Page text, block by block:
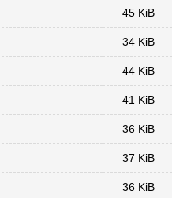
45 KiB
34 KiB
44 KiB
41 KiB
36 KiB
37 KiB
36 KiB